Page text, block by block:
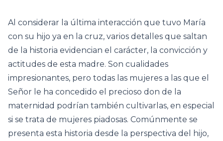
Al considerar la última interacción que tuvo María
con su hijo ya en la cruz, varios detalles que saltan
de la historia evidencian el carácter, la convicción y
actitudes de esta madre. Son cualidades
impresionantes, pero todas las mujeres a las que el
Señor le ha concedido el precioso don de la
maternidad podrían también cultivarlas, en especial
si se trata de mujeres piadosas. Comúnmente se
presenta esta historia desde la perspectiva del hijo,